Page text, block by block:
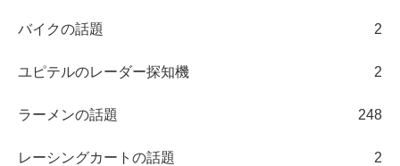
バイクの話題 2
ユピテルのレーダー探知機 2
ラーメンの話題 248
レーシングカートの話題 2